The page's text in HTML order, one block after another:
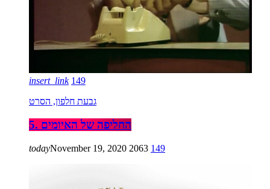
insert_link 149
גבעת חלפון, הסרט
5. החליפה של האיומים
todayNovember 19, 2020 2063 149